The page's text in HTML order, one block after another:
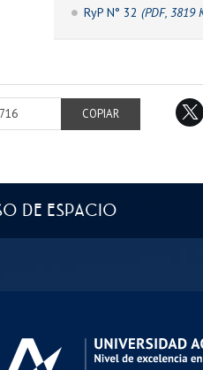
RyP N° 32 (PDF, 3819
COPIAR
DE ESPACIO